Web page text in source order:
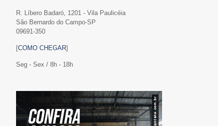
R. Líbero Badaró, 1201 - Vila Paulicéia
São Bernardo do Campo-SP
09691-350
[COMO CHEGAR]
Seg - Sex / 8h - 18h